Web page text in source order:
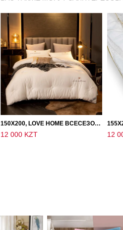
150Х200, LOVE HOME ВСЕСЕЗОННОЕ ОДЕЯЛО ИЗ ХЛОПКА С НАПОЛНИТЕЛЕМ МИКРОГЕЛЬ
12 000 KZT
12